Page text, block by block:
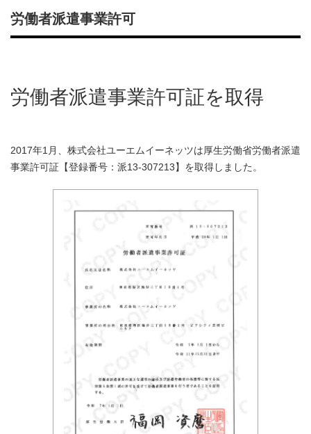
労働者派遣事業許可
労働者派遣事業許可証を取得
2017年1月、株式会社ユーエムイーネッツは厚生労働省労働者派遣
事業許可証【登録番号：派13-307213】を取得しました。